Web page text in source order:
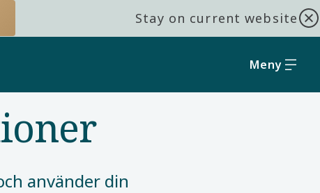
Stay on current website
Meny
använder din